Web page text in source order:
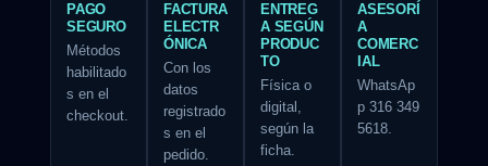
PAGO
SEGURO
Métodos
habilitado
s en el
checkout.
FACTURA
ELECTR
ÓNICA
Con los
datos
registrado
s en el
pedido.
ENTREG
A SEGÚN
PRODUC
TO
Física o
digital,
según la
ficha.
ASESORÍ
A
COMERC
IAL
WhatsAp
p 316 349
5618.